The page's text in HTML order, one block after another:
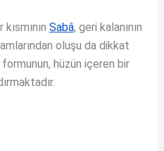
Sabâ, geri kalanının
oluşu da dikkat
hüzün içeren bir